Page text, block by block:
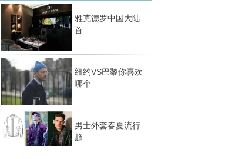
微波炉是很重要的一种，然而微波炉的功能却
不仅只是用来加热食物，它还隐藏着许多小功
能，快来看看微波炉都可以干嘛，别让你家的
大
雅克德罗中国大陆
首
纽约VS巴黎你喜欢
哪个
男士外套春夏流行
趋